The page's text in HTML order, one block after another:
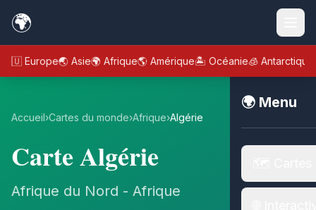
🌍
🇪🇺 Europe🌏 Asie🌍 Afrique🌎 Amérique🏝️ Océanie🧊 Antarctique
🌍 Menu
Accueil›Cartes du monde›Afrique›Algérie
Carte Algérie
Afrique du Nord - Afrique